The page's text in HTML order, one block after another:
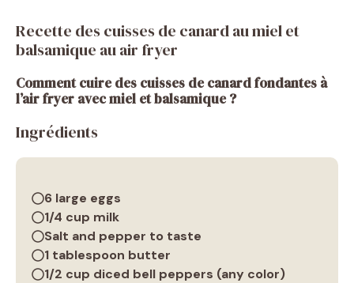
Recette des cuisses de canard au miel et
balsamique au air fryer
Comment cuire des cuisses de canard fondantes à
l’air fryer avec miel et balsamique ?
Ingrédients
6 large eggs
1/4 cup milk
Salt and pepper to taste
1 tablespoon butter
1/2 cup diced bell peppers (any color)